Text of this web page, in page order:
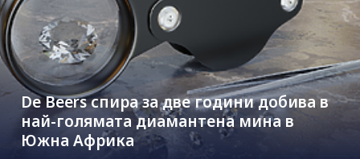
De Beers спира за две години добива в
най-голямата диамантена мина в
Южна Африка